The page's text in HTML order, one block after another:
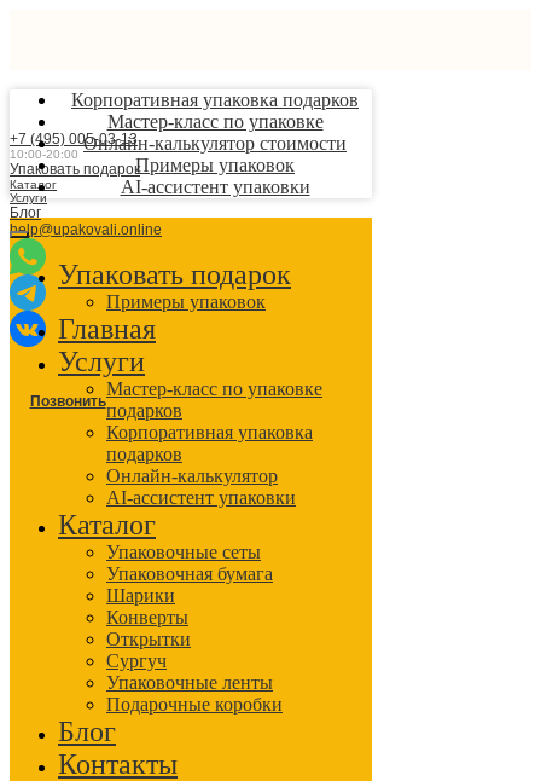
+7 (495) 005-03-13
10:00-20:00
Упаковать подарок
Каталог
Услуги
Блог
help@upakovali.online
Позвонить
Корпоративная упаковка подарков
Мастер-класс по упаковке
Онлайн-калькулятор стоимости
Примеры упаковок
AI-ассистент упаковки
Упаковать подарок
Примеры упаковок
Главная
Услуги
Мастер-класс по упаковке
подарков
Корпоративная упаковка
подарков
Онлайн-калькулятор
AI-ассистент упаковки
Каталог
Упаковочные сеты
Упаковочная бумага
Шарики
Конверты
Открытки
Сургуч
Упаковочные ленты
Подарочные коробки
Блог
Контакты